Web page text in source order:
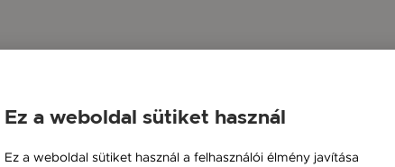
Ez a weboldal sütiket használ
Ez a weboldal sütiket használ a felhasználói élmény javítása